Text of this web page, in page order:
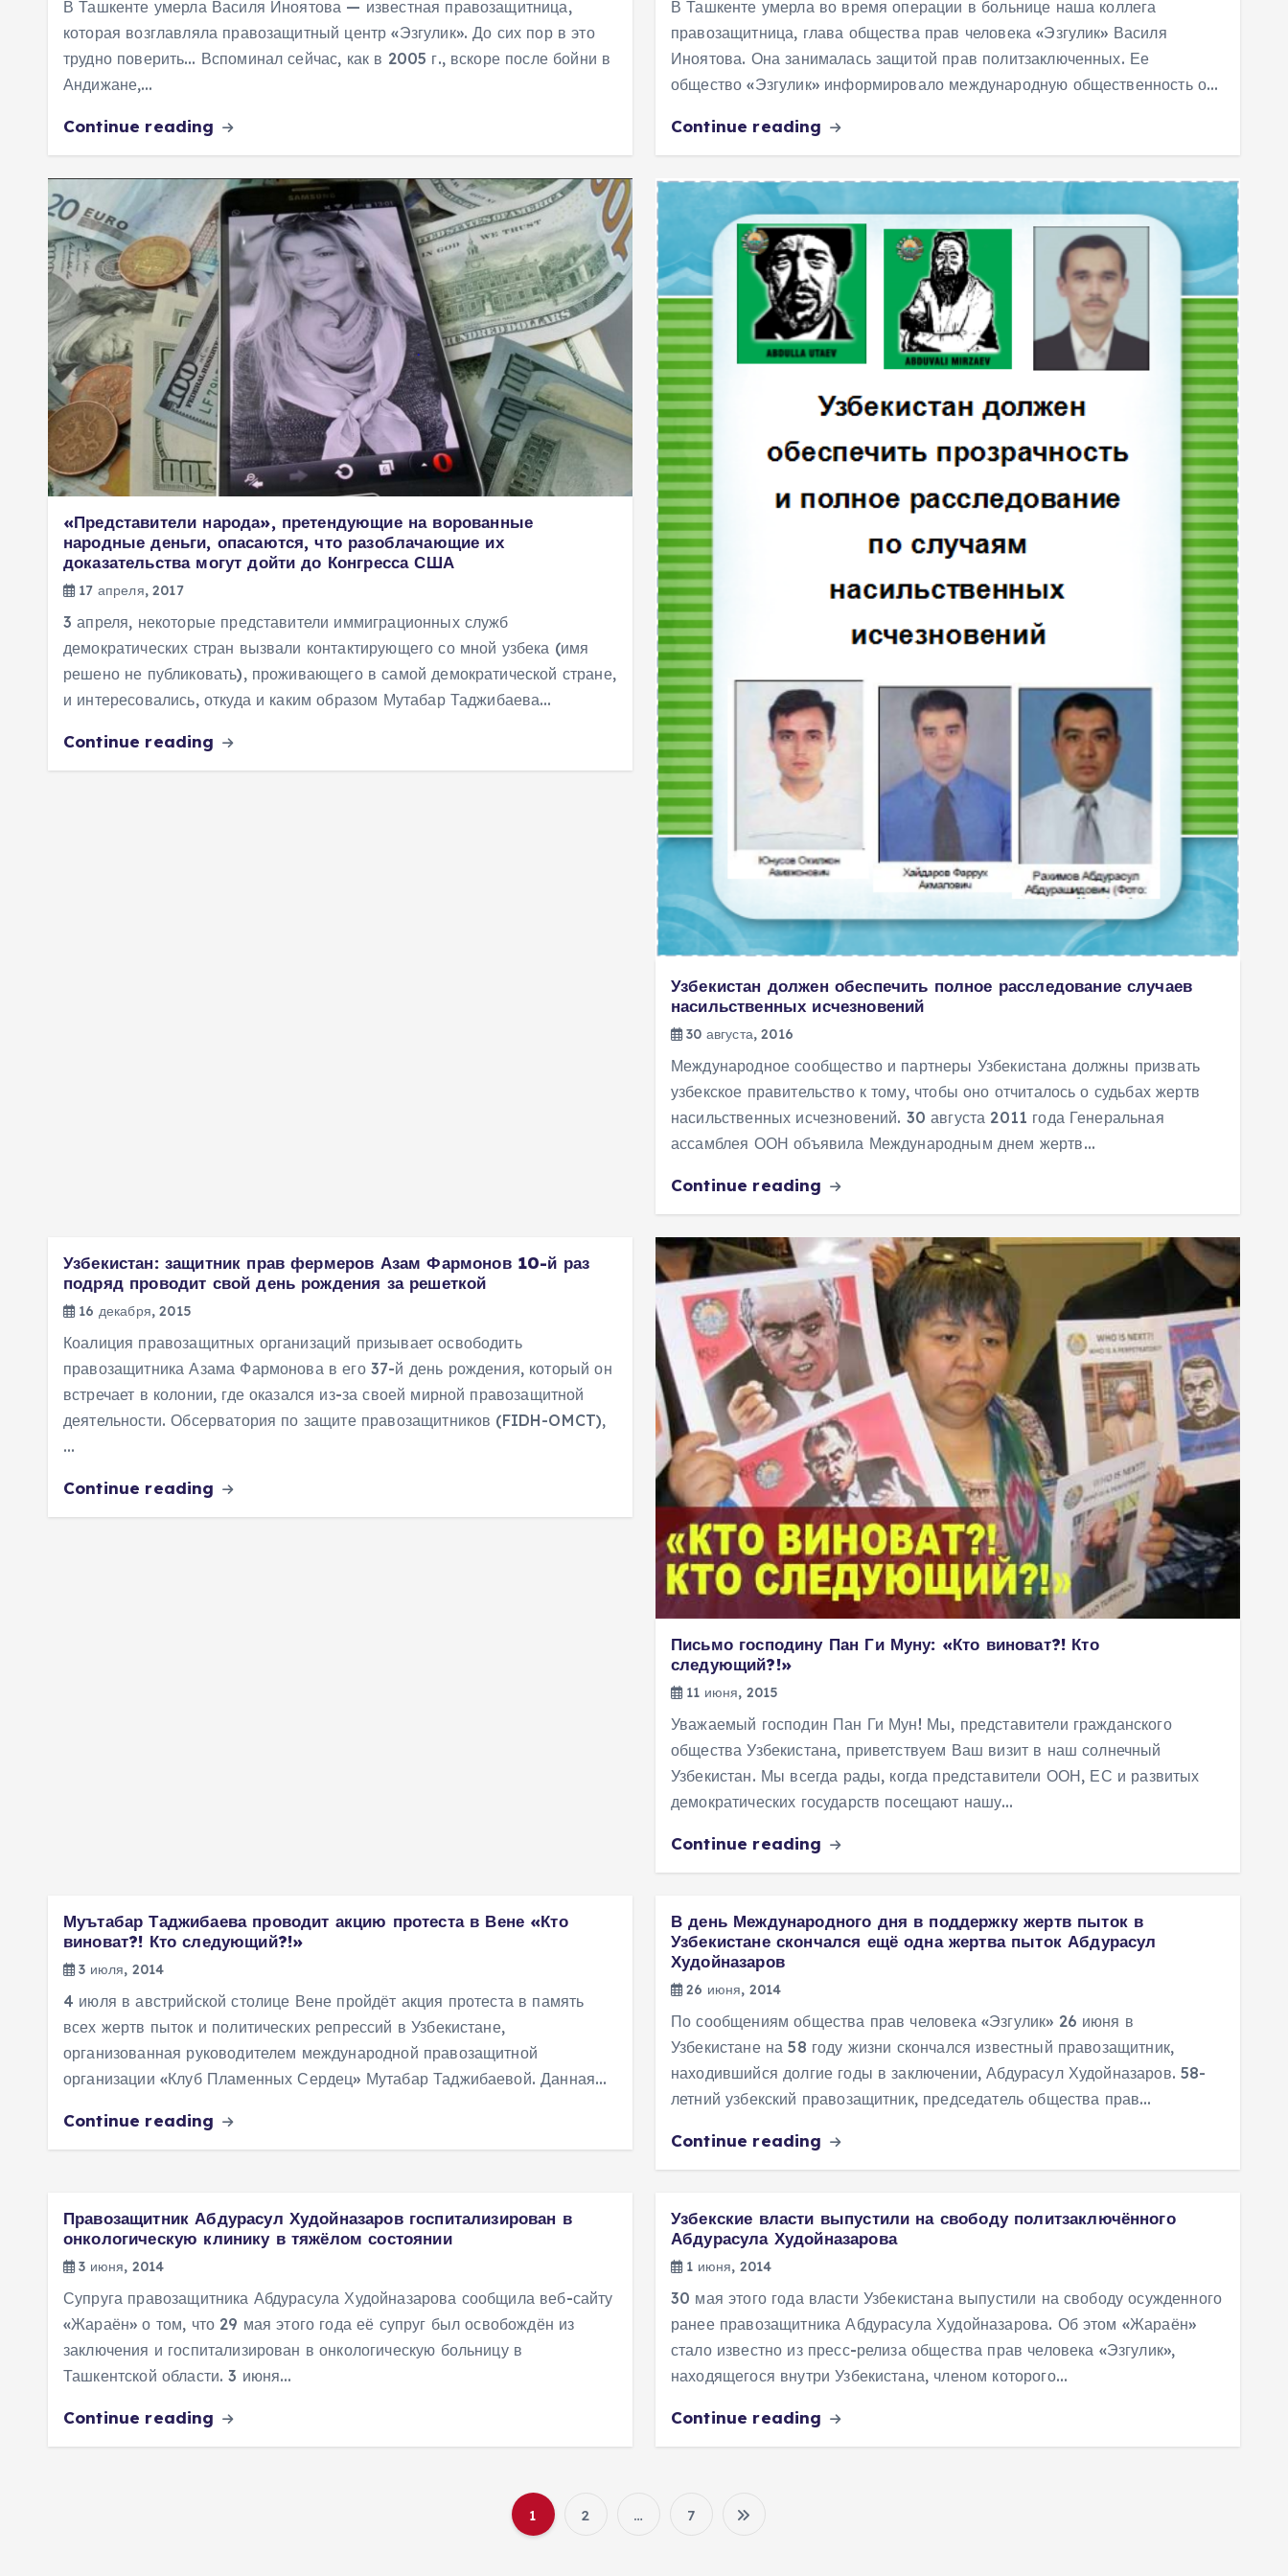
В Ташкенте умерла Василя Иноятова — известная правозащитница,
которая возглавляла правозащитный центр «Эзгулик». До сих пор в это
трудно поверить… Вспоминал сейчас, как в 2005 г., вскоре после бойни в
Андижане,…
Continue reading
В Ташкенте умерла во время операции в больнице наша коллега
правозащитница, глава общества прав человека «Эзгулик» Василя
Иноятова. Она занималась защитой прав политзаключенных. Ее
общество «Эзгулик» информировало международную общественность о…
Continue reading
«Представители народа», претендующие на ворованные
народные деньги, опасаются, что разоблачающие их
доказательства могут дойти до Конгресса США
17 апреля, 2017
3 апреля, некоторые представители иммиграционных служб
демократических стран вызвали контактирующего со мной узбека (имя
решено не публиковать), проживающего в самой демократической стране,
и интересовались, откуда и каким образом Мутабар Таджибаева…
Continue reading
Узбекистан должен обеспечить полное расследование случаев
насильственных исчезновений
30 августа, 2016
Международное сообщество и партнеры Узбекистана должны призвать
узбекское правительство к тому, чтобы оно отчиталось о судьбах жертв
насильственных исчезновений. 30 августа 2011 года Генеральная
ассамблея ООН объявила Международным днем жертв…
Continue reading
Узбекистан: защитник прав фермеров Азам Фармонов 10-й раз
подряд проводит свой день рождения за решеткой
16 декабря, 2015
Коалиция правозащитных организаций призывает освободить
правозащитника Азама Фармонова в его 37-й день рождения, который он
встречает в колонии, где оказался из-за своей мирной правозащитной
деятельности. Обсерватория по защите правозащитников (FIDH-OMCT),
…
Continue reading
Письмо господину Пан Ги Муну: «Кто виноват?! Кто
следующий?!»
11 июня, 2015
Уважаемый господин Пан Ги Мун! Мы, представители гражданского
общества Узбекистана, приветствуем Ваш визит в наш солнечный
Узбекистан. Мы всегда рады, когда представители ООН, ЕС и развитых
демократических государств посещают нашу…
Continue reading
Муътабар Таджибаева проводит акцию протеста в Вене «Кто
виноват?! Кто следующий?!»
3 июля, 2014
4 июля в австрийской столице Вене пройдёт акция протеста в память
всех жертв пыток и политических репрессий в Узбекистане,
организованная руководителем международной правозащитной
организации «Клуб Пламенных Сердец» Мутабар Таджибаевой. Данная…
Continue reading
В день Международного дня в поддержку жертв пыток в
Узбекистане скончался ещё одна жертва пыток Абдурасул
Худойназаров
26 июня, 2014
По сообщениям общества прав человека «Эзгулик» 26 июня в
Узбекистане на 58 году жизни скончался известный правозащитник,
находившийся долгие годы в заключении, Абдурасул Худойназаров. 58-
летний узбекский правозащитник, председатель общества прав…
Continue reading
Правозащитник Абдурасул Худойназаров госпитализирован в
онкологическую клинику в тяжёлом состоянии
3 июня, 2014
Супруга правозащитника Абдурасула Худойназарова сообщила веб-сайту
«Жараён» о том, что 29 мая этого года её супруг был освобождён из
заключения и госпитализирован в онкологическую больницу в
Ташкентской области. 3 июня…
Continue reading
Узбекские власти выпустили на свободу политзаключённого
Абдурасула Худойназарова
1 июня, 2014
30 мая этого года власти Узбекистана выпустили на свободу осужденного
ранее правозащитника Абдурасула Худойназарова. Об этом «Жараён»
стало известно из пресс-релиза общества прав человека «Эзгулик»,
находящегося внутри Узбекистана, членом которого…
Continue reading
1 2 … 7